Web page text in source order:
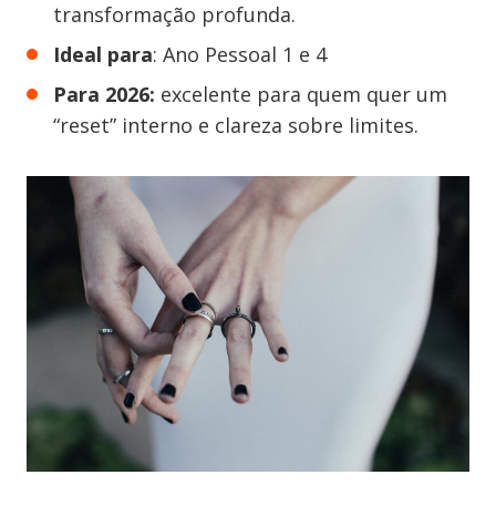
transformação profunda.
Ideal para: Ano Pessoal 1 e 4
Para 2026: excelente para quem quer um
“reset” interno e clareza sobre limites.